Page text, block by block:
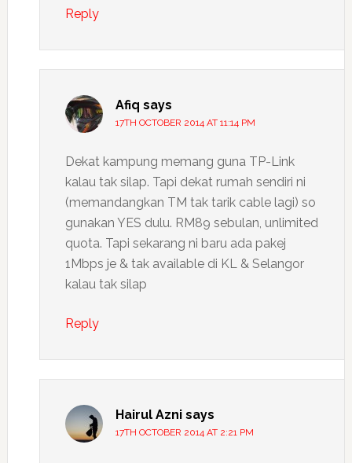
Reply
Afiq says
17TH OCTOBER 2014 AT 11:14 PM
Dekat kampung memang guna TP-Link
kalau tak silap. Tapi dekat rumah sendiri ni
(memandangkan TM tak tarik cable lagi) so
gunakan YES dulu. RM89 sebulan, unlimited
quota. Tapi sekarang ni baru ada pakej
1Mbps je & tak available di KL & Selangor
kalau tak silap
Reply
Hairul Azni says
17TH OCTOBER 2014 AT 2:21 PM